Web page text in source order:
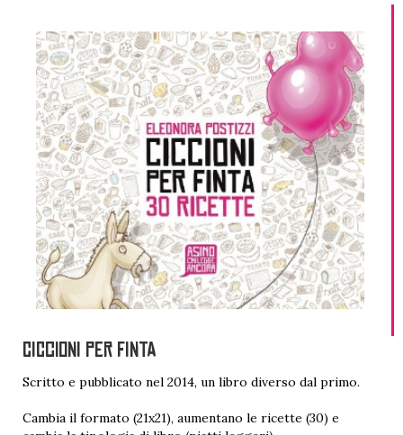
CICCIONI PER FINTA
Scritto e pubblicato nel 2014, un libro diverso dal primo.
Cambia il formato (21x21), aumentano le ricette (30) e